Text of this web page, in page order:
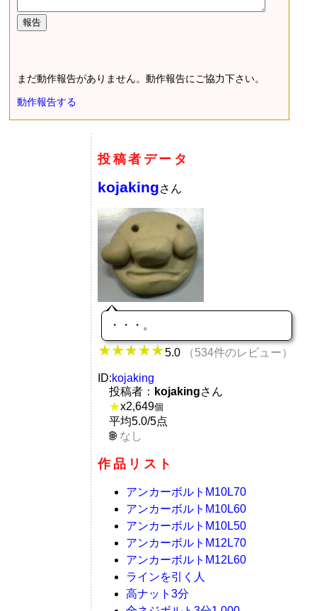
まだ動作報告がありません。動作報告にご協力下さい。
動作報告する
投稿者データ
kojakingさん
・・・。
5.0 （534件のレビュー）
ID:kojaking
投稿者： kojakingさん
★x2,649個
平均5.0/5点
なし
作品リスト
アンカーボルトM10L70
アンカーボルトM10L60
アンカーボルトM10L50
アンカーボルトM12L70
アンカーボルトM12L60
ラインを引く人
高ナット3分